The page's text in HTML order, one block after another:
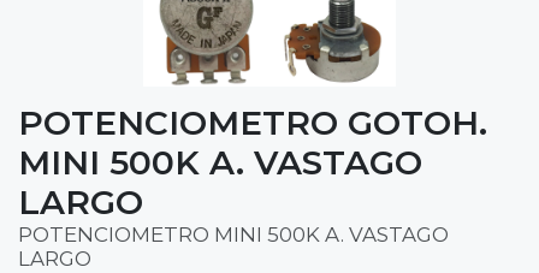
POTENCIOMETRO GOTOH.
MINI 500K A. VASTAGO
LARGO
POTENCIOMETRO MINI 500K A. VASTAGO
LARGO